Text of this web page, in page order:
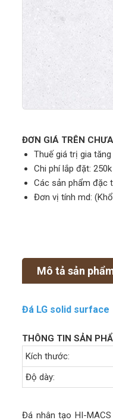
ĐƠN GIÁ TRÊN
Thuế giá trị gia tăng
Chi phí lắp đặt:
Các sản phẩm đặc
Đơn vị tính md:
Mô tả sản
Đá LG solid surface
THÔNG TIN SẢN
Kích thước:
Độ dày:
Đá nhân tạo HI-